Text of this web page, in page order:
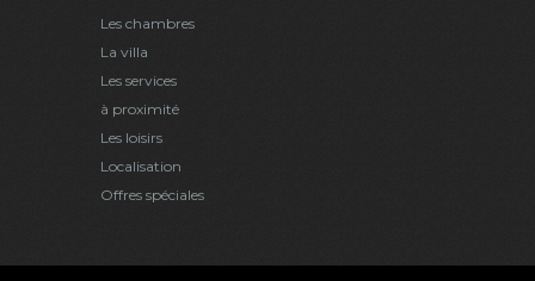
Les chambres
La villa
Les services
à proximité
Les loisirs
Localisation
Offres spéciales